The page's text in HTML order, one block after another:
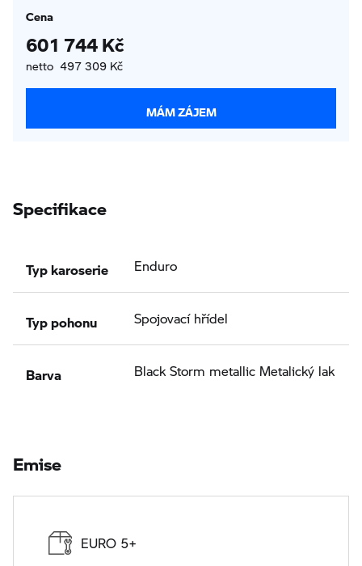
Cena
601 744 Kč
netto 497 309 Kč
MÁM ZÁJEM
Specifikace
Typ karoserie Enduro
Typ pohonu Spojovací hřídel
Barva Black Storm metallic Metalický lak
Emise
EURO 5+